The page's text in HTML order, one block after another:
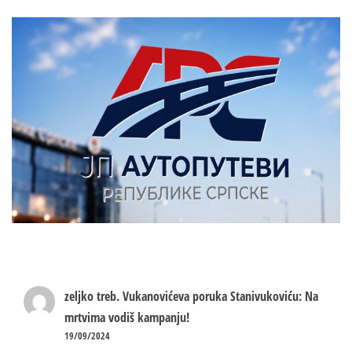
zeljko treb.Vukanovićeva poruka Stanivukoviću: Na
mrtvima vodiš kampanju!
19/09/2024